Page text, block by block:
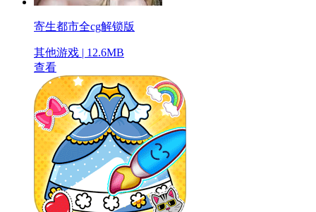
寄生都市全cg解锁版
其他游戏 | 12.6MB
查看